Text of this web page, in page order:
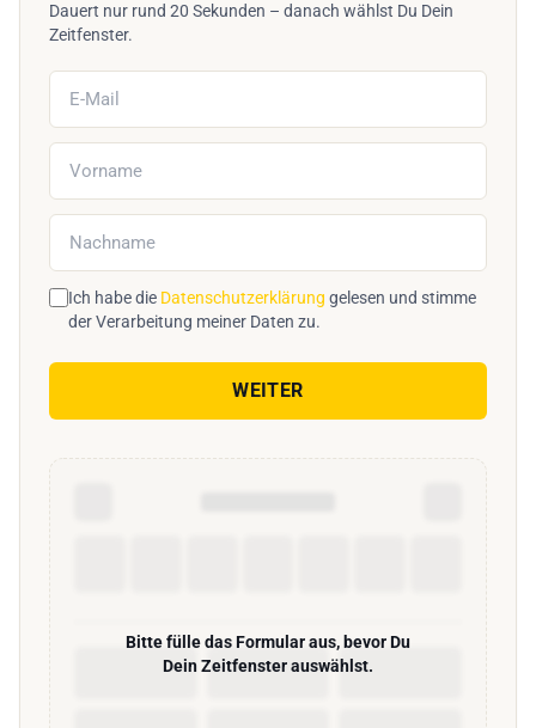
Dauert nur rund 20 Sekunden – danach wählst Du Dein
Zeitfenster.
Ich habe die Datenschutzerklärung gelesen und stimme
der Verarbeitung meiner Daten zu.
WEITER
Bitte fülle das Formular aus, bevor Du
Dein Zeitfenster auswählst.